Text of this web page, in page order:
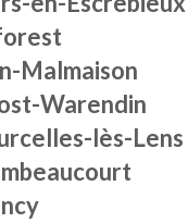
Malmaison
Warendin
lès-Lens